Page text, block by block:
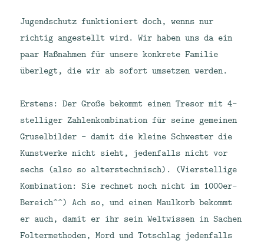
Jugendschutz funktioniert doch, wenns nur
richtig angestellt wird. Wir haben uns da ein
paar Maßnahmen für unsere konkrete Familie
überlegt, die wir ab sofort umsetzen werden.
Erstens: Der Große bekommt einen Tresor mit 4-
stelliger Zahlenkombination für seine gemeinen
Gruselbilder – damit die kleine Schwester die
Kunstwerke nicht sieht, jedenfalls nicht vor
sechs (also so alterstechnisch). (Vierstellige
Kombination: Sie rechnet noch nicht im 1000er-
Bereich^^) Ach so, und einen Maulkorb bekommt
er auch, damit er ihr sein Weltwissen in Sachen
Foltermethoden, Mord und Totschlag jedenfalls